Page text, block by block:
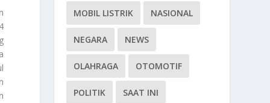
MOBIL LISTRIK NASIONAL
NEGARA NEWS
OLAHRAGA OTOMOTIF
POLITIK SAAT INI